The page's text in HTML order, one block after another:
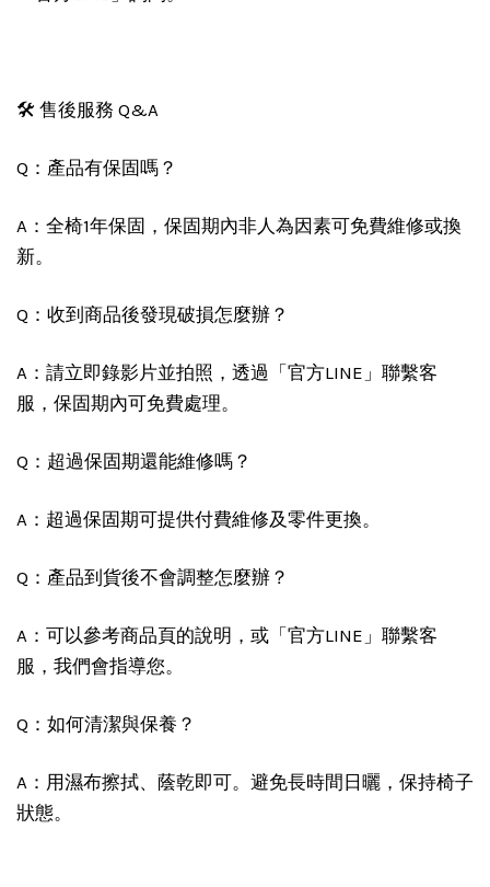
🛠️ 售後服務 Q&A
Q：產品有保固嗎？
A：全椅1年保固，保固期內非人為因素可免費維修或換
新。
Q：收到商品後發現破損怎麼辦？
A：請立即錄影片並拍照，透過「官方LINE」聯繫客
服，保固期內可免費處理。
Q：超過保固期還能維修嗎？
A：超過保固期可提供付費維修及零件更換。
Q：產品到貨後不會調整怎麼辦？
A：可以參考商品頁的說明，或「官方LINE」聯繫客
服，我們會指導您。
Q：如何清潔與保養？
A：用濕布擦拭、蔭乾即可。避免長時間日曬，保持椅子
狀態。